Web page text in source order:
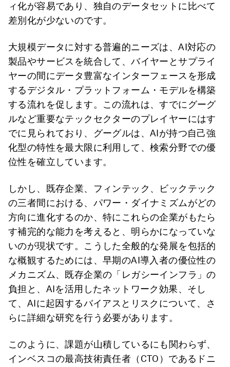
ィ化が容易であり、独自のデータセットに比べて
差別化が少ないのです。
大規模データに対する普遍的ニーズは、AI対応の
製品やサービスを統合して、バイヤーとサプライ
ヤーの間にデータ豊富なインターフェースを形成
するデジタル・プラットフォーム・モデルを構築
する流れを促します。この流れは、すでにグーグ
ルなど重要なテックセクターのプレイヤーにはす
でに見られており、グーグルは、AIが持つ自己強
化型の特性を最大限に利用して、検索分野での優
位性を確立しています。
しかし、既存企業、フィンテック、ビックテック
の三者間における、パワー・ダイナミズムがどの
方向に進化するのか、特にこれらの企業がもたら
す補完的な能力を考えると、明らかになっていな
いのが現状です。こうした全般的な発展を包括的
な概観するためには、早期のAI導入者の優位性の
メカニズム、既存企業の「レガシーインフラ」の
負担と、AIを活用したネットワーク効果、そし
て、AIに起因するバイアスとリスクについて、さ
らに詳細な研究を行う必要があります。
このように、課題が山積しているにも関わらず、
インベスコの最高技術責任者（CTO）であるドニ